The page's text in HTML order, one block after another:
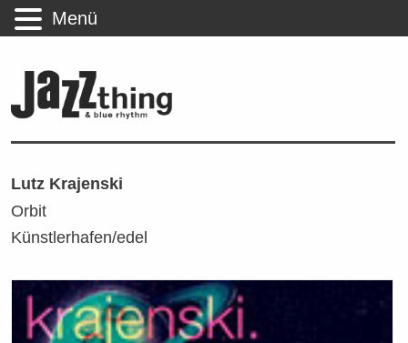
Lutz Krajenski
Orbit
Künstlerhafen/edel
Menü